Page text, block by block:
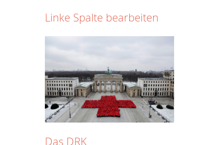
Linke Spalte bearbeiten
Das DRK